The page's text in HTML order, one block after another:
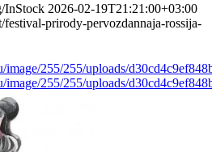
InStock 2026-02-19T21:21:00+03:00
festival-prirody-pervozdannaja-rossija-
image/255/255/uploads/
image/255/255/uploads/